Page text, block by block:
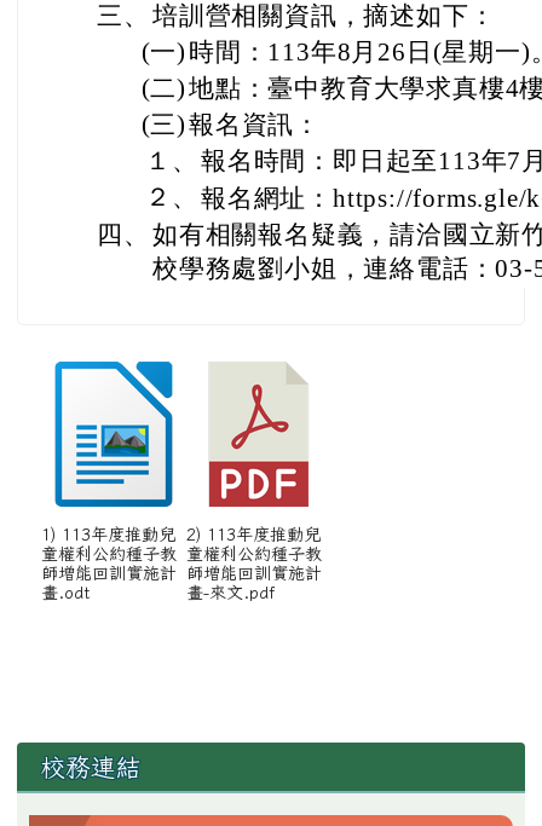
三、 培訓營相關資訊，摘述如下：
(一) 時間：113年8月26日(星期一)
(二)地點：臺中教育大學求真樓4
(三)報名資訊：
１、 報名時間：即日起至113年7
２、 報名網址：https://forms.gle/
四、 如有相關報名疑義，請洽國立新
校學務處劉小姐，連絡電話：03-
1) 113年度推動兒
童權利公約種子教
師增能回訓實施計
畫.odt
2) 113年度推動兒
童權利公約種子教
師增能回訓實施計
畫-來文.pdf
左邊區域內容
校務連結